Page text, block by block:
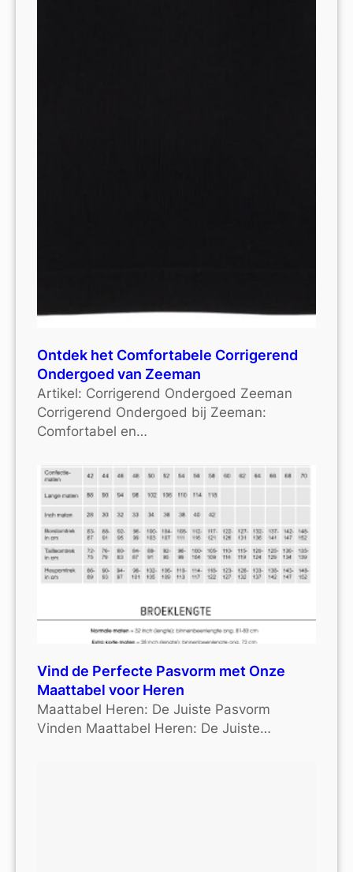
Ontdek het Comfortabele Corrigerend
Ondergoed van Zeeman
Artikel: Corrigerend Ondergoed Zeeman
Corrigerend Ondergoed bij Zeeman:
Comfortabel en…
Vind de Perfecte Pasvorm met Onze
Maattabel voor Heren
Maattabel Heren: De Juiste Pasvorm
Vinden Maattabel Heren: De Juiste…